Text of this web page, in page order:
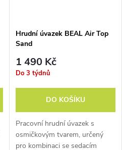
Hrudní úvazek BEAL Air Top
Sand
1 490 Kč
Do 3 týdnů
DO KOŠÍKU
Pracovní hrudní úvazek s
osmičkovým tvarem, určený
pro kombinaci se sedacím